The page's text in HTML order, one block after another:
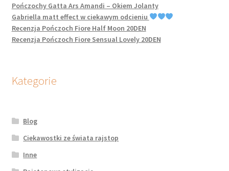
Pończochy Gatta Ars Amandi – Okiem Jolanty
Gabriella matt effect w ciekawym odcieniu
Recenzja Pończoch Fiore Half Moon 20DEN
Recenzja Pończoch Fiore Sensual Lovely 20DEN
Kategorie
Blog
Ciekawostki ze świata rajstop
Inne